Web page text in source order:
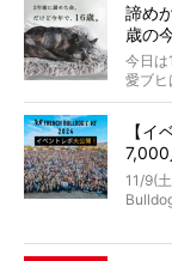
くれる
さらに
法まで
お笑い
と軽く
永久
た。
僧侶
当時
選んだ
また、
た。
諦め
歳の
今日は
愛ブヒ
激減
もう
が「
そして
ブヒは
今回
【
7,000
貌！
11/9(
今年